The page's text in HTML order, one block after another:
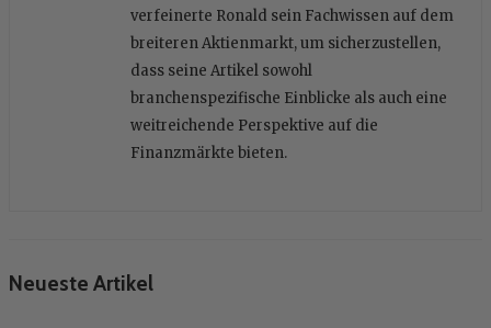
verfeinerte Ronald sein Fachwissen auf dem
breiteren Aktienmarkt, um sicherzustellen,
dass seine Artikel sowohl
branchenspezifische Einblicke als auch eine
weitreichende Perspektive auf die
Finanzmärkte bieten.
Neueste Artikel